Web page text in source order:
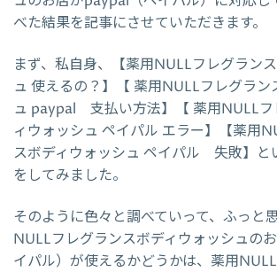
べた結果を記事にさせていただきます。
まず、私自身、【薬用NULLフレグラン
ュ 使えるの？】【 薬用NULLフレグラン
ュ paypal 支払い方法】【 薬用NULLフ
ィウォッシュ ペイパル エラー】【薬用
スボディウォッシュ ペイパル 失敗】と
をしてみました。
そのように色々と調べていって、ふっと
NULLフレグランスボディウォッシュの
イパル）が使えるかどうかは、薬用